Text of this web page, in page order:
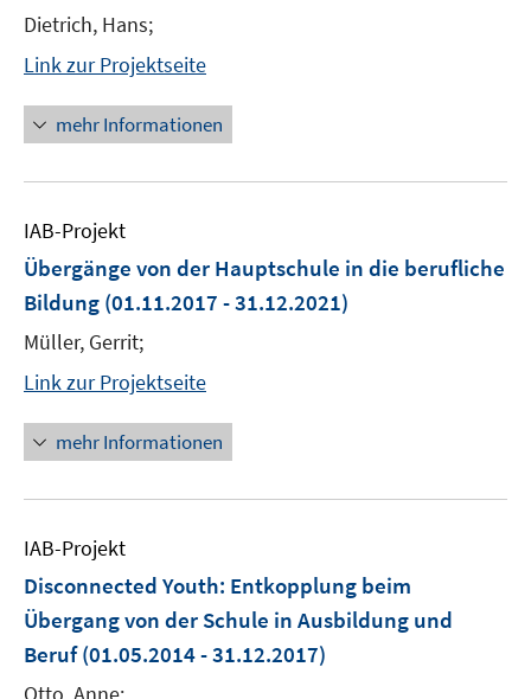
Dietrich, Hans;
Link zur Projektseite
mehr Informationen
IAB-Projekt
Übergänge von der Hauptschule in die berufliche
Bildung (01.11.2017 - 31.12.2021)
Müller, Gerrit;
Link zur Projektseite
mehr Informationen
IAB-Projekt
Disconnected Youth: Entkopplung beim
Übergang von der Schule in Ausbildung und
Beruf(01.05.2014 - 31.12.2017)